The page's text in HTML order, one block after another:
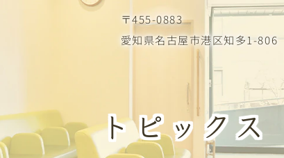
〒455-0883
愛知県名古屋市港区知多1-806
トピックス